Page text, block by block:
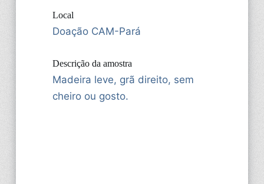
Local
Doação CAM-Pará
Descrição da amostra
Madeira leve, grã direito, sem
cheiro ou gosto.